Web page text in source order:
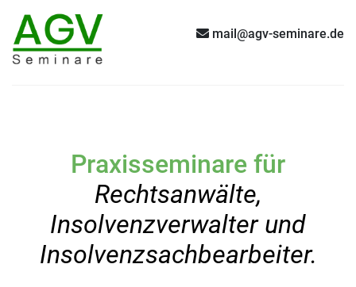
mail@agv-seminare.de
Praxisseminare für
Rechtsanwälte,
Insolvenzverwalter und
Insolvenzsachbearbeiter.